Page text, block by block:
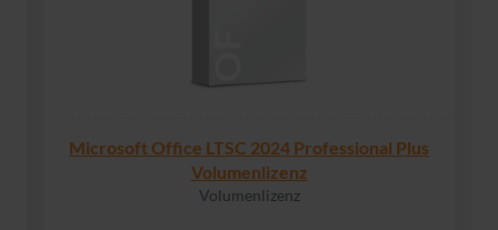
Microsoft Office LTSC 2024 Professional Plus
Volumenlizenz
Volumenlizenz